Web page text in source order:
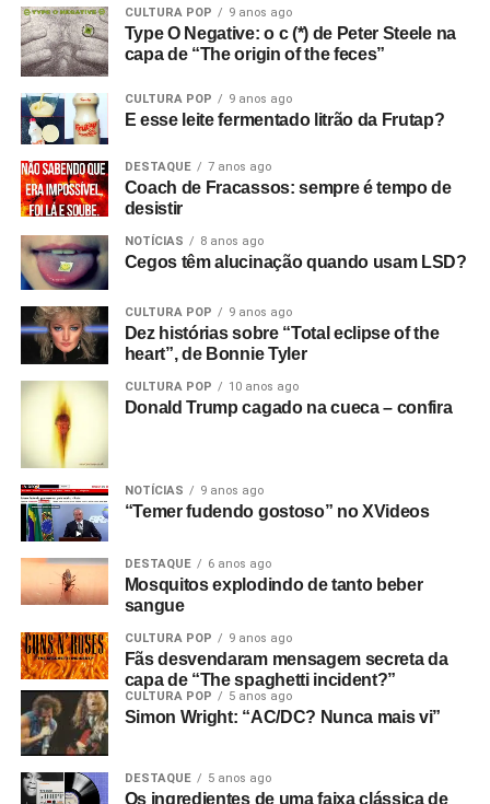
CULTURA POP 9 anos ago
Type O Negative: o c (*) de Peter Steele na
capa de “The origin of the feces”
CULTURA POP 9 anos ago
E esse leite fermentado litrão da Frutap?
DESTAQUE 7 anos ago
Coach de Fracassos: sempre é tempo de
desistir
NOTÍCIAS 8 anos ago
Cegos têm alucinação quando usam LSD?
CULTURA POP 9 anos ago
Dez histórias sobre “Total eclipse of the
heart”, de Bonnie Tyler
CULTURA POP 10 anos ago
Donald Trump cagado na cueca – confira
NOTÍCIAS 9 anos ago
“Temer fudendo gostoso” no XVideos
DESTAQUE 6 anos ago
Mosquitos explodindo de tanto beber
sangue
CULTURA POP 9 anos ago
Fãs desvendaram mensagem secreta da
capa de “The spaghetti incident?”
CULTURA POP 5 anos ago
Simon Wright: “AC/DC? Nunca mais vi”
DESTAQUE 5 anos ago
Os ingredientes de uma faixa clássica de